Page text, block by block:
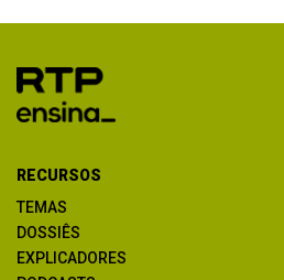
RECURSOS
TEMAS
DOSSIÊS
EXPLICADORES